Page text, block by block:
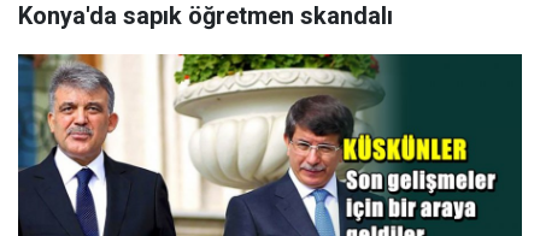
Konya'da sapık öğretmen skandalı